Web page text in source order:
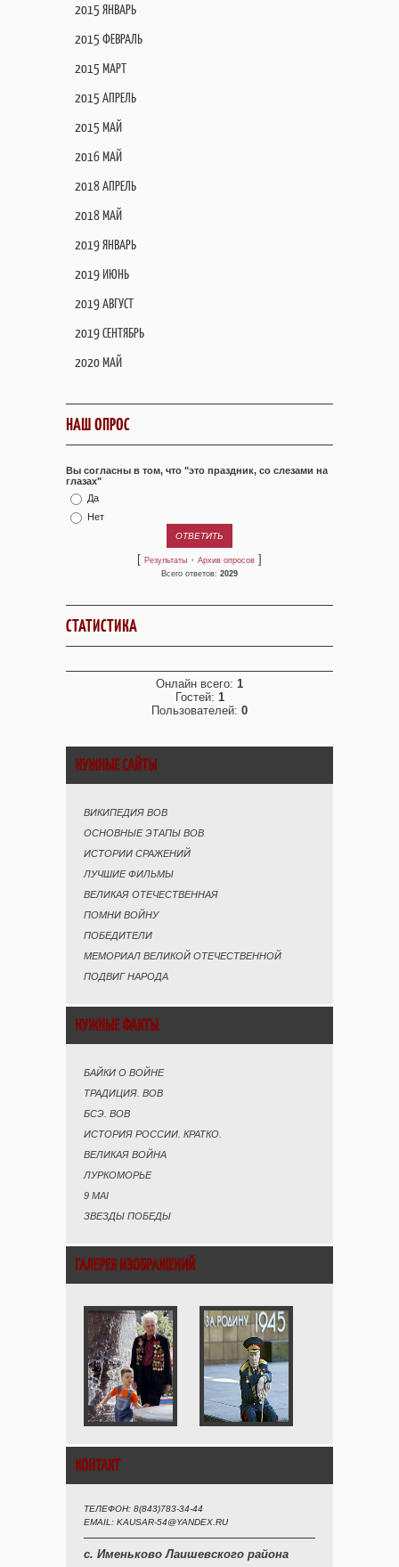
2015 ЯНВАРЬ
2015 ФЕВРАЛЬ
2015 МАРТ
2015 АПРЕЛЬ
2015 МАЙ
2016 МАЙ
2018 АПРЕЛЬ
2018 МАЙ
2019 ЯНВАРЬ
2019 ИЮНЬ
2019 АВГУСТ
2019 СЕНТЯБРЬ
2020 МАЙ
НАШ ОПРОС
Вы согласны в том, что "это праздник, со слезами на
глазах"
Да
Нет
[ Результаты · Архив опросов ]
Всего ответов: 2029
СТАТИСТИКА
Онлайн всего: 1
Гостей: 1
Пользователей: 0
НУЖНЫЕ САЙТЫ
ВИКИПЕДИЯ ВОВ
ОСНОВНЫЕ ЭТАПЫ ВОВ
ИСТОРИИ СРАЖЕНИЙ
ЛУЧШИЕ ФИЛЬМЫ
ВЕЛИКАЯ ОТЕЧЕСТВЕННАЯ
ПОМНИ ВОЙНУ
ПОБЕДИТЕЛИ
МЕМОРИАЛ ВЕЛИКОЙ ОТЕЧЕСТВЕННОЙ
ПОДВИГ НАРОДА
НУЖНЫЕ ФАКТЫ
БАЙКИ О ВОЙНЕ
ТРАДИЦИЯ. ВОВ
БСЭ. ВОВ
ИСТОРИЯ РОССИИ. КРАТКО.
ВЕЛИКАЯ ВОЙНА
ЛУРКОМОРЬЕ
9 MAI
ЗВЕЗДЫ ПОБЕДЫ
ГАЛЕРЕЯ ИЗОБРАЖЕНИЙ
КОНТАКТ
ТЕЛЕФОН: 8(843)783-34-44
EMAIL: KAUSAR-54@YANDEX.RU
с. Именьково Лаишевского района